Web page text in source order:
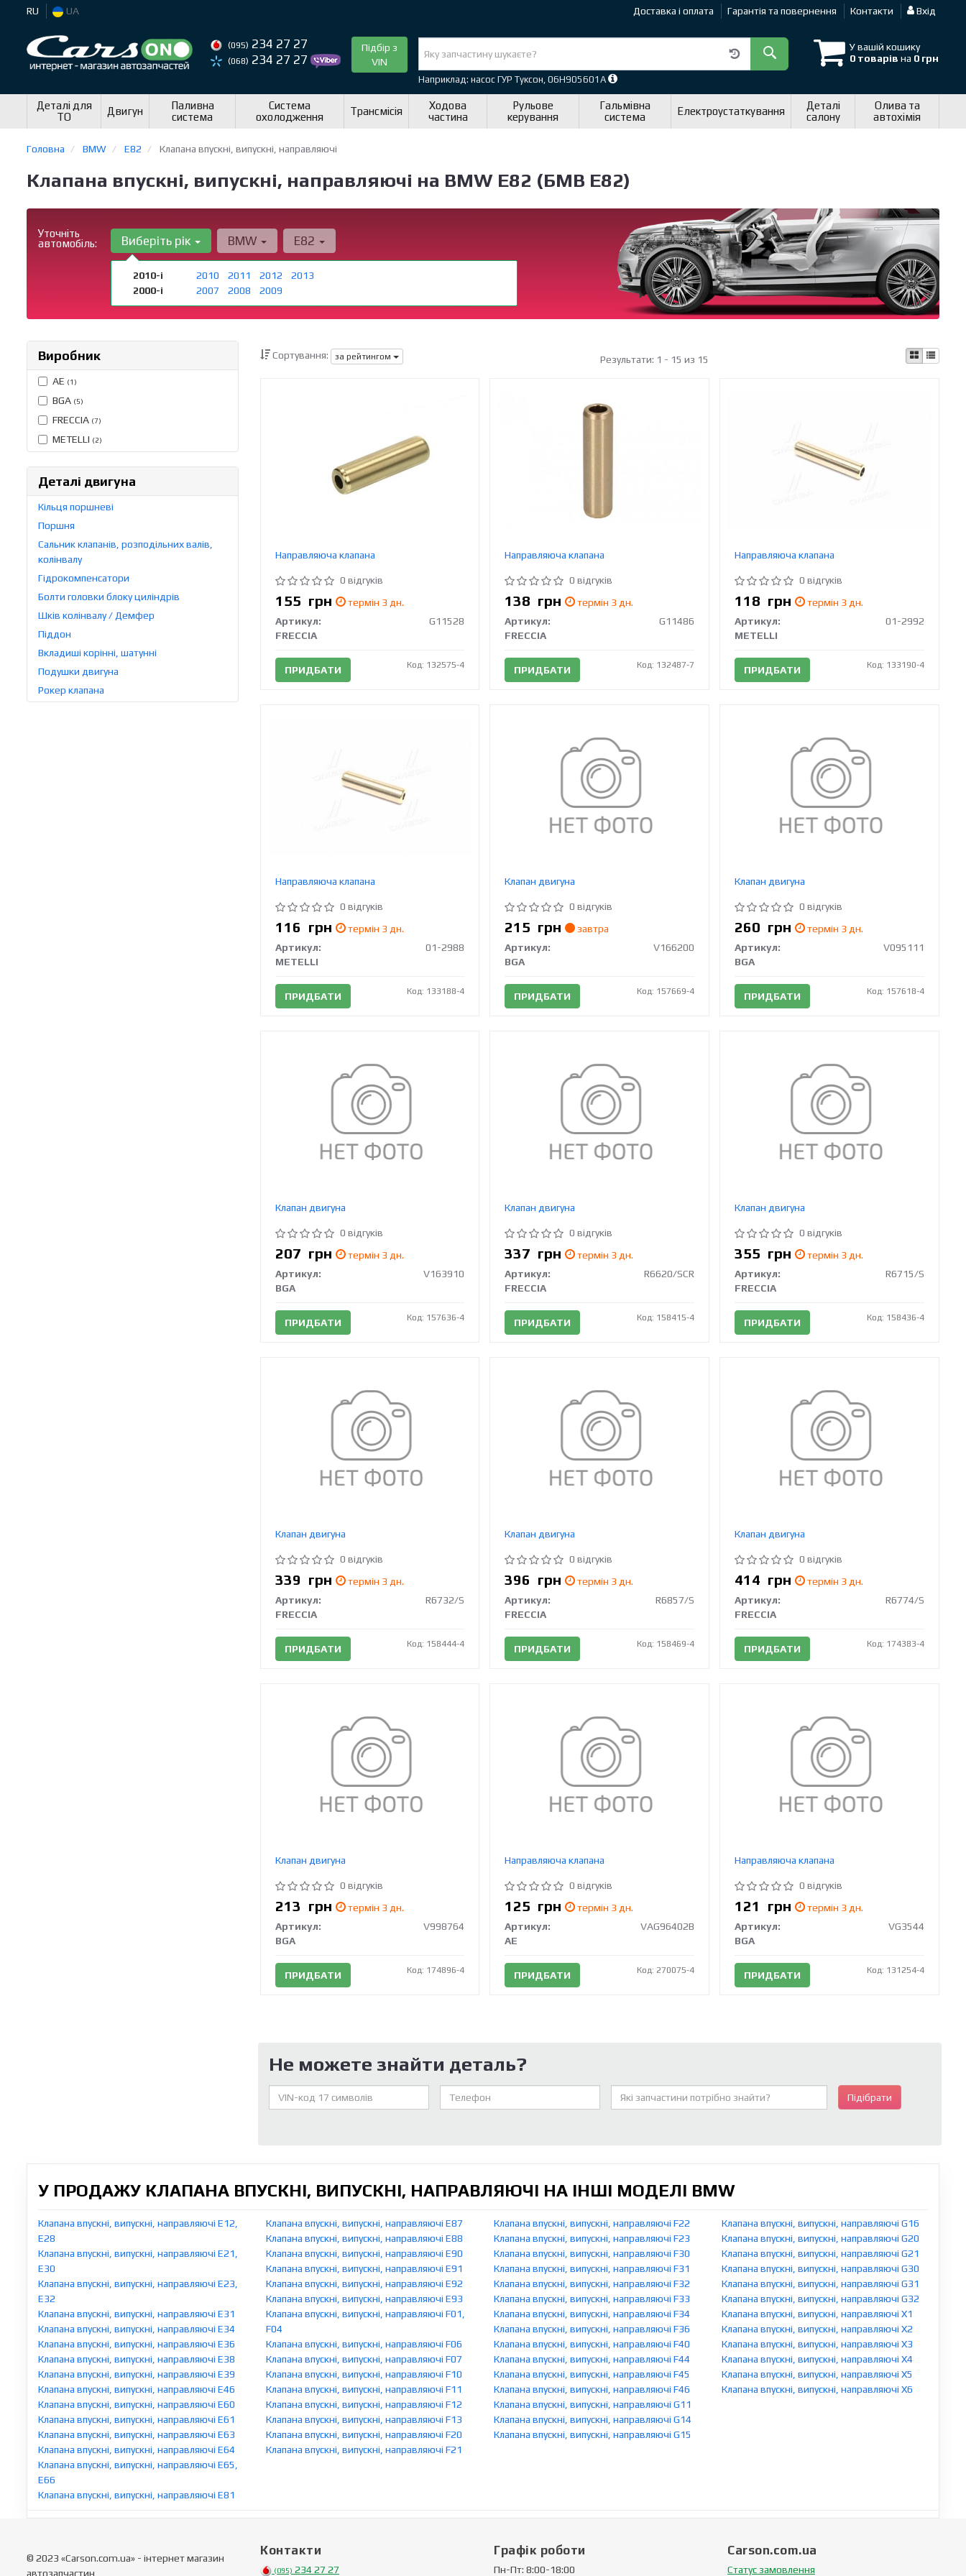
RU UA Доставка і оплата Гарантія та повернення Контакти Вхід
(095) 234 27 27
(068) 234 27 27
Підбір з
VIN
У вашій кошику
0 товарів на 0 грн
Наприклад: насос ГУР Туксон, 06H905601A
Деталі для
ТО
Двигун
Паливна
система
Система
охолодження
Трансмісія
Ходова
частина
Рульове
керування
Гальмівна
система
Електроустаткування
Деталі
салону
Олива та
автохімія
Головна BMW E82 Клапана впускні, випускні, направляючі
Клапана впускні, випускні, направляючі на BMW E82 (БМВ Е82)
Уточніть
автомобіль:
Виберіть рік
2010-і 2010 2011 2012
2013
2000-і
2007 2008 2009
BMW E82
Виробник
AE (1)
BGA (5)
FRECCIA (7)
METELLI (2)
Деталі двигуна
Кільця поршневі
Поршня
Сальник клапанів, розподільних валів,
колінвалу
Гідрокомпенсатори
Болти головки блоку циліндрів
Шків колінвалу / Демфер
Піддон
Вкладиші корінні, шатунні
Подушки двигуна
Рокер клапана
Сортування: за рейтингом Результати: 1 - 15 из 15
Направляюча клапана
0 відгуків
155 грн
термін 3 дн.
Артикул:
G11528
FRECCIA
ПРИДБАТИ Код: 132575-4
Направляюча клапана
0 відгуків
138 грн
термін 3 дн.
Артикул:
G11486
FRECCIA
ПРИДБАТИ Код: 132487-7
Направляюча клапана
0 відгуків
118 грн
термін 3 дн.
Артикул:
01-2992
METELLI
ПРИДБАТИ Код: 133190-4
Направляюча клапана
0 відгуків
116 грн
термін 3 дн.
Артикул:
01-2988
METELLI
ПРИДБАТИ Код: 133188-4
Клапан двигуна
0 відгуків
215 грн
завтра
Артикул:
V166200
BGA
ПРИДБАТИ Код: 157669-4
Клапан двигуна
0 відгуків
260 грн
термін 3 дн.
Артикул:
V095111
BGA
ПРИДБАТИ Код: 157618-4
Клапан двигуна
0 відгуків
207 грн
термін 3 дн.
Артикул:
V163910
BGA
ПРИДБАТИ Код: 157636-4
Клапан двигуна
0 відгуків
337 грн
термін 3 дн.
Артикул:
R6620/SCR
FRECCIA
ПРИДБАТИ Код: 158415-4
Клапан двигуна
0 відгуків
355 грн
термін 3 дн.
Артикул:
R6715/S
FRECCIA
ПРИДБАТИ Код: 158436-4
Клапан двигуна
0 відгуків
339 грн
термін 3 дн.
Артикул:
R6732/S
FRECCIA
ПРИДБАТИ Код: 158444-4
Клапан двигуна
0 відгуків
396 грн
термін 3 дн.
Артикул:
R6857/S
FRECCIA
ПРИДБАТИ Код: 158469-4
Клапан двигуна
0 відгуків
414 грн
термін 3 дн.
Артикул:
R6774/S
FRECCIA
ПРИДБАТИ Код: 174383-4
Клапан двигуна
0 відгуків
213 грн
термін 3 дн.
Артикул:
V998764
BGA
ПРИДБАТИ Код: 174896-4
Направляюча клапана
0 відгуків
125 грн
термін 3 дн.
Артикул:
VAG96402B
AE
ПРИДБАТИ Код: 270075-4
Направляюча клапана
0 відгуків
121 грн
термін 3 дн.
Артикул:
VG3544
BGA
ПРИДБАТИ Код: 131254-4
Не можете знайти деталь?
Підібрати
У ПРОДАЖУ КЛАПАНА ВПУСКНІ, ВИПУСКНІ, НАПРАВЛЯЮЧІ НА ІНШІ МОДЕЛІ BMW
Клапана впускні, випускні, направляючі E12,
E28
Клапана впускні, випускні, направляючі E21,
E30
Клапана впускні, випускні, направляючі E23,
E32
Клапана впускні, випускні, направляючі E31
Клапана впускні, випускні, направляючі E34
Клапана впускні, випускні, направляючі E36
Клапана впускні, випускні, направляючі E38
Клапана впускні, випускні, направляючі E39
Клапана впускні, випускні, направляючі E46
Клапана впускні, випускні, направляючі E60
Клапана впускні, випускні, направляючі E61
Клапана впускні, випускні, направляючі E63
Клапана впускні, випускні, направляючі E64
Клапана впускні, випускні, направляючі E65,
E66
Клапана впускні, випускні, направляючі E81
Клапана впускні, випускні, направляючі E87
Клапана впускні, випускні, направляючі E88
Клапана впускні, випускні, направляючі E90
Клапана впускні, випускні, направляючі E91
Клапана впускні, випускні, направляючі E92
Клапана впускні, випускні, направляючі E93
Клапана впускні, випускні, направляючі F01,
F04
Клапана впускні, випускні, направляючі F06
Клапана впускні, випускні, направляючі F07
Клапана впускні, випускні, направляючі F10
Клапана впускні, випускні, направляючі F11
Клапана впускні, випускні, направляючі F12
Клапана впускні, випускні, направляючі F13
Клапана впускні, випускні, направляючі F20
Клапана впускні, випускні, направляючі F21
Клапана впускні, випускні, направляючі F22
Клапана впускні, випускні, направляючі F23
Клапана впускні, випускні, направляючі F30
Клапана впускні, випускні, направляючі F31
Клапана впускні, випускні, направляючі F32
Клапана впускні, випускні, направляючі F33
Клапана впускні, випускні, направляючі F34
Клапана впускні, випускні, направляючі F36
Клапана впускні, випускні, направляючі F40
Клапана впускні, випускні, направляючі F44
Клапана впускні, випускні, направляючі F45
Клапана впускні, випускні, направляючі F46
Клапана впускні, випускні, направляючі G11
Клапана впускні, випускні, направляючі G14
Клапана впускні, випускні, направляючі G15
Клапана впускні, випускні, направляючі G16
Клапана впускні, випускні, направляючі G20
Клапана впускні, випускні, направляючі G21
Клапана впускні, випускні, направляючі G30
Клапана впускні, випускні, направляючі G31
Клапана впускні, випускні, направляючі G32
Клапана впускні, випускні, направляючі X1
Клапана впускні, випускні, направляючі X2
Клапана впускні, випускні, направляючі X3
Клапана впускні, випускні, направляючі X4
Клапана впускні, випускні, направляючі X5
Клапана впускні, випускні, направляючі X6
© 2023 «Carson.com.ua» - інтернет магазин
автозапчастин
Контакти
(095) 234 27 27
Графік роботи
Пн-Пт: 8:00-18:00
Carson.com.ua
Статус замовлення